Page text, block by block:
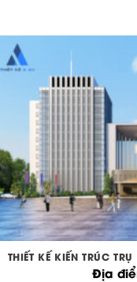
THIẾT KẾ KIẾN TRÚC
Địa